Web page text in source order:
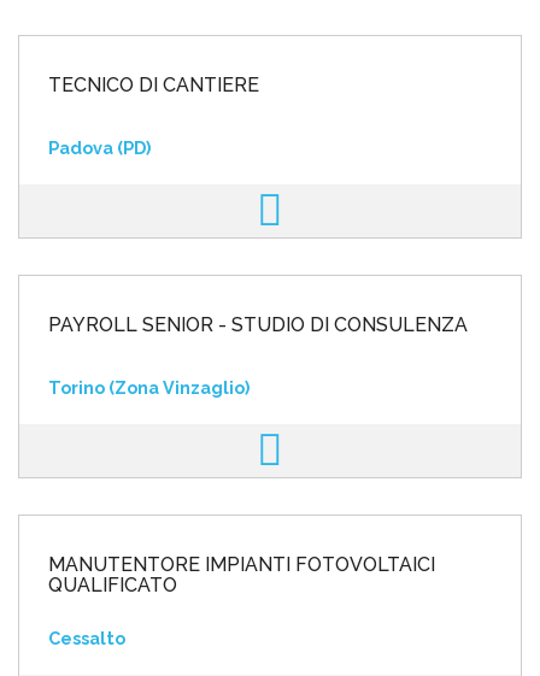
TECNICO DI CANTIERE
Padova (PD)
PAYROLL SENIOR - STUDIO DI CONSULENZA
Torino (Zona Vinzaglio)
MANUTENTORE IMPIANTI FOTOVOLTAICI
QUALIFICATO
Cessalto